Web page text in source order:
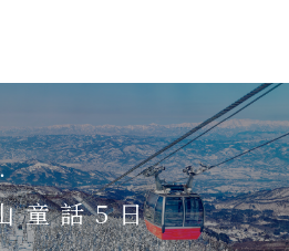
童話5日